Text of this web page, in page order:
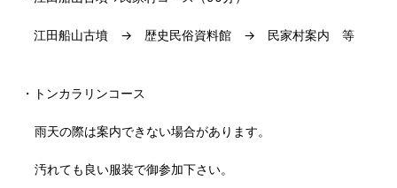
江田船山古墳 → 歴史民俗資料館 → 民家村案内 等
・トンカラリンコース
雨天の際は案内できない場合があります。
汚れても良い服装で御参加下さい。